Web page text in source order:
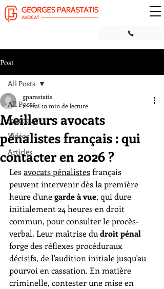
Post
All Posts
Journaux
Vidéos
Articles
All Posts
Meilleurs avocats
pénalistes français : qui
contacter en 2026 ?
gparastatis
21 mai 10 min de lecture
Les avocats pénalistes français
peuvent intervenir dès la première
heure d'une garde à vue, qui dure
initialement 24 heures en droit
commun, pour consulter le procès-
verbal. Leur maîtrise du droit pénal
forge des réflexes procéduraux
décisifs, de l'audition initiale jusqu'au
pourvoi en cassation. En matière
criminelle, contester une mise en